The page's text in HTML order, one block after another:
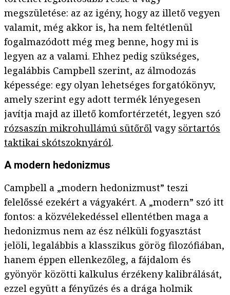
megszületése: az az igény, hogy az illető vegyen
valamit, még akkor is, ha nem feltétlenül
fogalmazódott még meg benne, hogy mi is
legyen az a valami. Ehhez pedig szükséges,
legalábbis Campbell szerint, az álmodozás
képessége: egy olyan lehetséges forgatókönyv,
amely szerint egy adott termék lényegesen
javítja majd az illető komfortérzetét, legyen szó
rózsaszín mikrohullámú sütőről vagy sörtartós
taktikai skótszoknyáról.
A modern hedonizmus
Campbell a „modern hedonizmust” teszi
felelőssé ezekért a vágyakért. A „modern” szó itt
fontos: a közvélekedéssel ellentétben maga a
hedonizmus nem az ész nélküli fogyasztást
jelöli, legalábbis a klasszikus görög filozófiában,
hanem éppen ellenkezőleg, a fájdalom és
gyönyör közötti kalkulus érzékeny kalibrálását,
ezzel együtt a fényűzés és a drága holmik